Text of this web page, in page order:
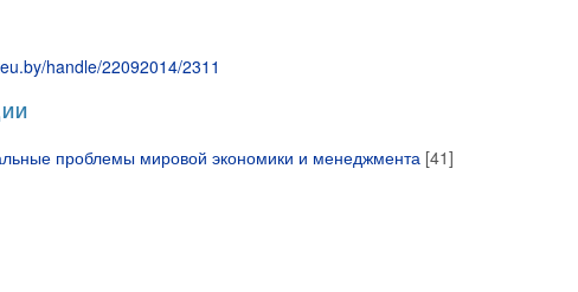
handle/22092014/2311
проблемы мировой экономики и менеджмента[41]